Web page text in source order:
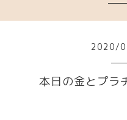
2020/
本日の金とプラ